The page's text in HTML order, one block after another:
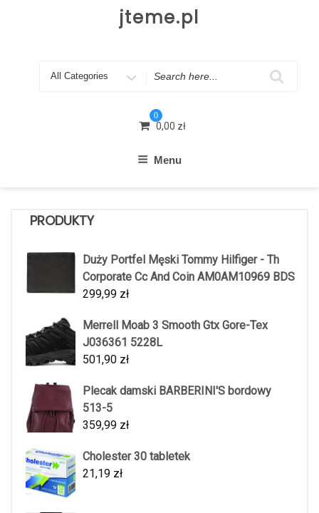
jteme.pl
Search
0
0,00 zł
Menu
PRODUKTY
Duży Portfel Męski Tommy Hilfiger - Th
Corporate Cc And Coin AM0AM10969 BDS
299,99 zł
Merrell Moab 3 Smooth Gtx Gore-Tex
J036361 5228L
501,90 zł
Plecak damski BARBERINI'S bordowy
513-5
359,99 zł
Cholester 30 tabletek
21,19 zł